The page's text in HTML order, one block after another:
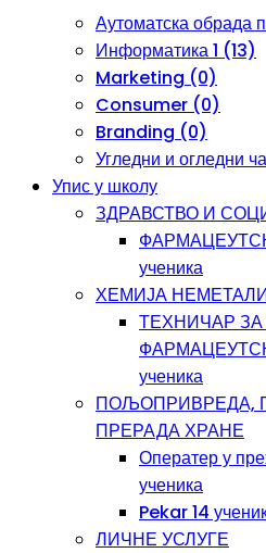
Аутоматска обрада
Информатика 1 (13)
Marketing (0)
Consumer (0)
Branding (0)
Угледни и огледни
Упис у школу
ЗДРАВСТВО И
ученика
ХЕМИЈА
ТЕХНИЧАР
ученика
ПОЉОПРИВРЕДА,
ПРЕРАДА ХРАНЕ
Оператер у
ученика
Pekar 14
ЛИЧНЕ УСЛУГЕ